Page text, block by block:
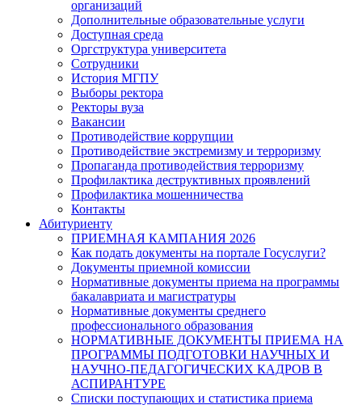
организаций
Дополнительные образовательные услуги
Доступная среда
Оргструктура университета
Сотрудники
История МГПУ
Выборы ректора
Ректоры вуза
Вакансии
Противодействие коррупции
Противодействие экстремизму и терроризму
Пропаганда противодействия терроризму
Профилактика деструктивных проявлений
Профилактика мошенничества
Контакты
Абитуриенту
ПРИЕМНАЯ КАМПАНИЯ 2026
Как подать документы на портале Госуслуги?
Документы приемной комиссии
Нормативные документы приема на программы
бакалавриата и магистратуры
Нормативные документы среднего
профессионального образования
НОРМАТИВНЫЕ ДОКУМЕНТЫ ПРИЕМА НА
ПРОГРАММЫ ПОДГОТОВКИ НАУЧНЫХ И
НАУЧНО-ПЕДАГОГИЧЕСКИХ КАДРОВ В
АСПИРАНТУРЕ
Списки поступающих и статистика приема